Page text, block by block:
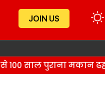
JOIN US
साल पुराना मकान